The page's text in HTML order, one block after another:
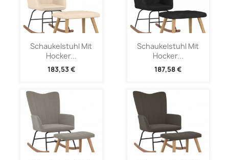
Schaukelstuhl Mit
Hocker...
183,53 €
Schaukelstuhl Mit
Hocker...
187,58 €